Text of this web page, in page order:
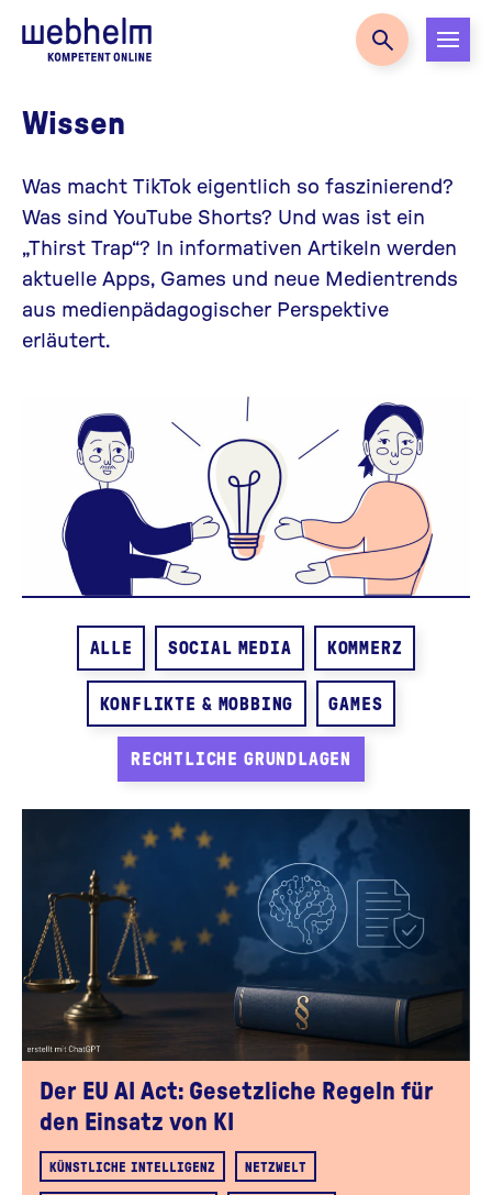
Zur Startseite
Wissen
Was macht TikTok eigentlich so faszinierend?
Was sind YouTube Shorts? Und was ist ein
„Thirst Trap“? In informativen Artikeln werden
aktuelle Apps, Games und neue Medientrends
aus medienpädagogischer Perspektive
erläutert.
ALLE SOCIAL MEDIA KOMMERZ
KONFLIKTE & MOBBING GAMES
RECHTLICHE GRUNDLAGEN
Der EU AI Act: Gesetzliche Regeln für
den Einsatz von KI
KÜNSTLICHE INTELLIGENZ NETZWELT